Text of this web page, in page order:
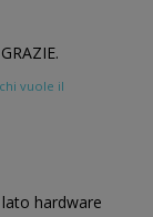
vuole il
hardware